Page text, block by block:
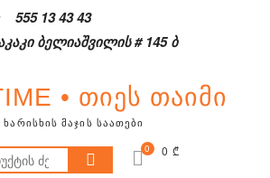
555 13 43 43
ბელიაშვილის # 145 ბ
• თიეს თაიმი
ᲮᲐᲠᲘᲡᲮᲘᲡ ᲛᲐᲯᲘᲡ ᲡᲐᲐᲗᲔᲑᲘ
ძებნა: 0 0 ₾